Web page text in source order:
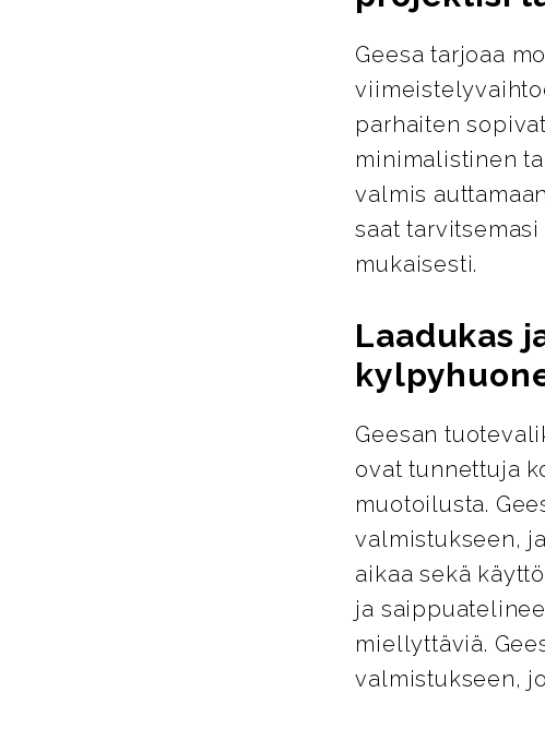
Geesa tarjoaa
parhaiten
minimalistinen
valmis
saat
mukaisesti.
Laadukas
Geesan
ovat tunnettuja
muotoilusta.
valmistukseen,
aikaa sekä
ja
miellyttäviä.
valmistukseen,